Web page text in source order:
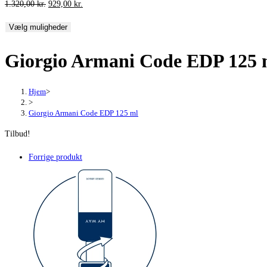
1.320,00kr. Den
pris
1.320,00 kr..
929,00 kr.
929,00 kr..
Vælg muligheder
Giorgio Armani Code EDP 125
Hjem>
>
Giorgio Armani Code EDP 125 ml
Tilbud!
Forrige produkt